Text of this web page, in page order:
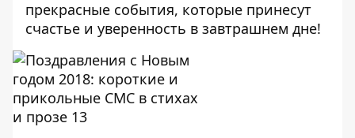
прекрасные события, которые принесут
счастье и уверенность в завтрашнем дне!